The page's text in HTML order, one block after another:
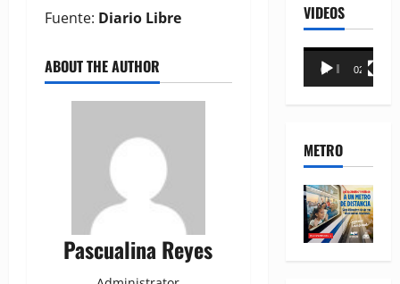
Fuente: Diario Libre
ABOUT THE AUTHOR
Pascualina Reyes
VIDEOS
Reproductor
00:00 02:18
METRO